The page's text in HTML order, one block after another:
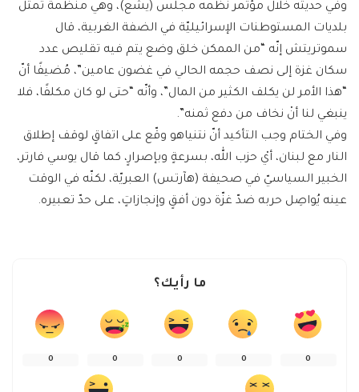
وفي حديثه خلال مؤتمر نظمه مجلس (يشع)، وهي منظمة تمثل
بلديات المستوطنات الإسرائيليّة في الضفة الغربية، قال
سموتريتش إنّه “من الممكن خلق وضع يتم فيه تقليص عدد
سكان غزة إلى نصف حجمه الحالي في غضون عامين”، مُضيفًا أنّ
“هذا الأمر لن يكلف الكثير من المال”، وأنّه “حتى لو كان مكلفًا، فلا
ينبغي لنا أنْ نخاف من دفع ثمنه”.
وفي الختام وجب التأكيد أنّ نتنياهو وقّع على اتفاقٍ لوقف إطلاق
النار مع لبنان، أيْ حزب الله، بسرعةٍ وبإصرارٍ، كما قال يوسي فارتر،
الخبير السياسيّ في صحيفة (هآرتس) العبريّة، لكنّه في الوقت
عينه يُواصِل حربه ضدّ غزّة دون أفقٍ وإنجازاتٍ، على حدّ تعبيره.
ما رأيك؟
0
0
0
0
0